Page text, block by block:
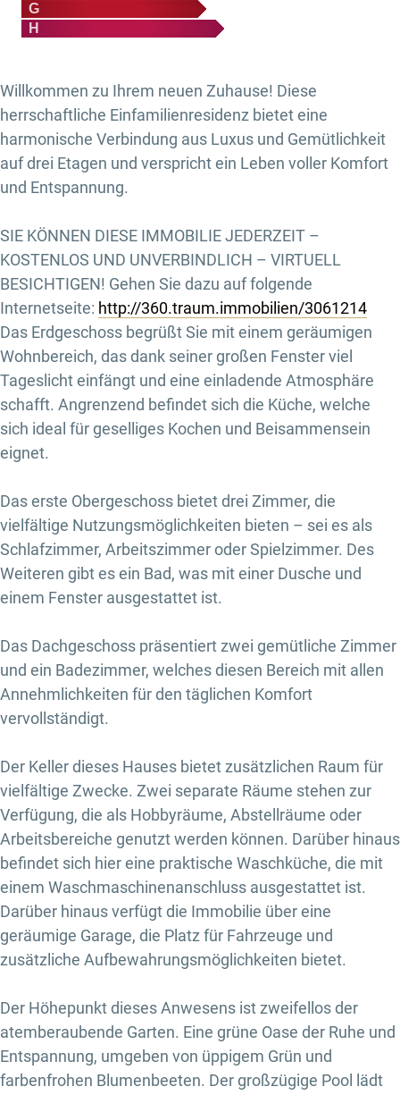
G
H
Willkommen zu Ihrem neuen Zuhause! Diese
herrschaftliche Einfamilienresidenz bietet eine
harmonische Verbindung aus Luxus und Gemütlichkeit
auf drei Etagen und verspricht ein Leben voller Komfort
und Entspannung.
SIE KÖNNEN DIESE IMMOBILIE JEDERZEIT –
KOSTENLOS UND UNVERBINDLICH – VIRTUELL
BESICHTIGEN! Gehen Sie dazu auf folgende
Internetseite: http://360.traum.immobilien/3061214
Das Erdgeschoss begrüßt Sie mit einem geräumigen
Wohnbereich, das dank seiner großen Fenster viel
Tageslicht einfängt und eine einladende Atmosphäre
schafft. Angrenzend befindet sich die Küche, welche
sich ideal für geselliges Kochen und Beisammensein
eignet.
Das erste Obergeschoss bietet drei Zimmer, die
vielfältige Nutzungsmöglichkeiten bieten – sei es als
Schlafzimmer, Arbeitszimmer oder Spielzimmer. Des
Weiteren gibt es ein Bad, was mit einer Dusche und
einem Fenster ausgestattet ist.
Das Dachgeschoss präsentiert zwei gemütliche Zimmer
und ein Badezimmer, welches diesen Bereich mit allen
Annehmlichkeiten für den täglichen Komfort
vervollständigt.
Der Keller dieses Hauses bietet zusätzlichen Raum für
vielfältige Zwecke. Zwei separate Räume stehen zur
Verfügung, die als Hobbyräume, Abstellräume oder
Arbeitsbereiche genutzt werden können. Darüber hinaus
befindet sich hier eine praktische Waschküche, die mit
einem Waschmaschinenanschluss ausgestattet ist.
Darüber hinaus verfügt die Immobilie über eine
geräumige Garage, die Platz für Fahrzeuge und
zusätzliche Aufbewahrungsmöglichkeiten bietet.
Der Höhepunkt dieses Anwesens ist zweifellos der
atemberaubende Garten. Eine grüne Oase der Ruhe und
Entspannung, umgeben von üppigem Grün und
farbenfrohen Blumenbeeten. Der großzügige Pool lädt